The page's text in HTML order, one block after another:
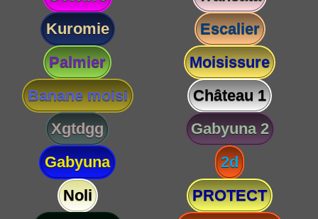
Kuromie
Escalier
Palmier
Moisissure
Banane moisi
Château 1
Xgtdgg
Gabyuna 2
Gabyuna
2d
Noli
PROTECT